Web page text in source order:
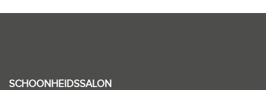
SCHOONHEIDSSALON